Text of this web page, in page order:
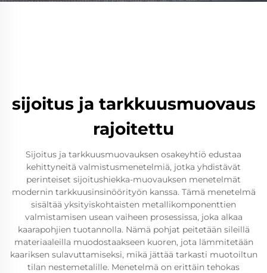
sijoitus ja tarkkuusmuovaus
rajoitettu
Sijoitus ja tarkkuusmuovauksen osakeyhtiö edustaa
kehittyneitä valmistusmenetelmiä, jotka yhdistävät
perinteiset sijoitushiekka-muovauksen menetelmät
modernin tarkkuusinsinöörityön kanssa. Tämä menetelmä
sisältää yksityiskohtaisten metallikomponenttien
valmistamisen usean vaiheen prosessissa, joka alkaa
kaarapohjien tuotannolla. Nämä pohjat peitetään sileillä
materiaaleilla muodostaakseen kuoren, jota lämmitetään
kaariksen sulavuttamiseksi, mikä jättää tarkasti muotoiltun
tilan nestemetalille. Menetelmä on erittäin tehokas